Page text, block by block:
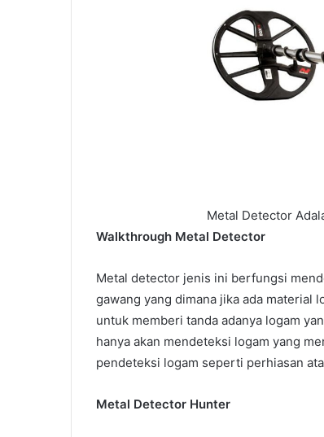
Metal Detector
Walkthrough Metal Detector
Metal detector jenis ini berfungsi
gawang yang dimana jika ada material
untuk memberi tanda adanya logam
hanya akan mendeteksi logam yang
pendeteksi logam seperti perhiasan
Metal Detector Hunter